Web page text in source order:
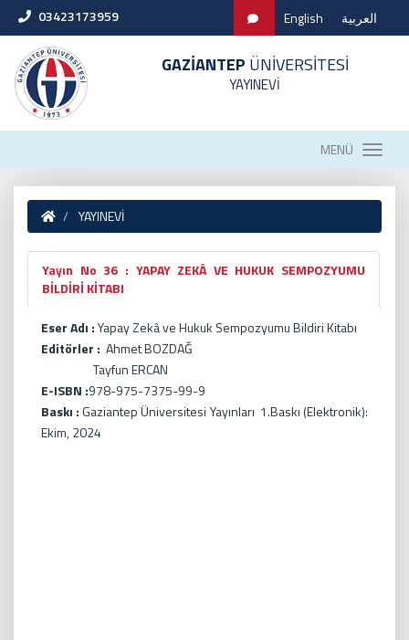
03423173959 English العربية
GAZİANTEP ÜNİVERSİTESİ
YAYINEVİ
MENÜ
YAYINEVİ
Yayın No 36 : YAPAY ZEKÂ VE HUKUK SEMPOZYUMU
BİLDİRİ KİTABI
Eser Adı :Yapay Zekâ ve Hukuk Sempozyumu Bildiri Kitabı
Editörler : Ahmet BOZDAĞ
Tayfun ERCAN
E-ISBN :978-975-7375-99-9
Baskı :Gaziantep Üniversitesi Yayınları 1.Baskı (Elektronik):
Ekim, 2024